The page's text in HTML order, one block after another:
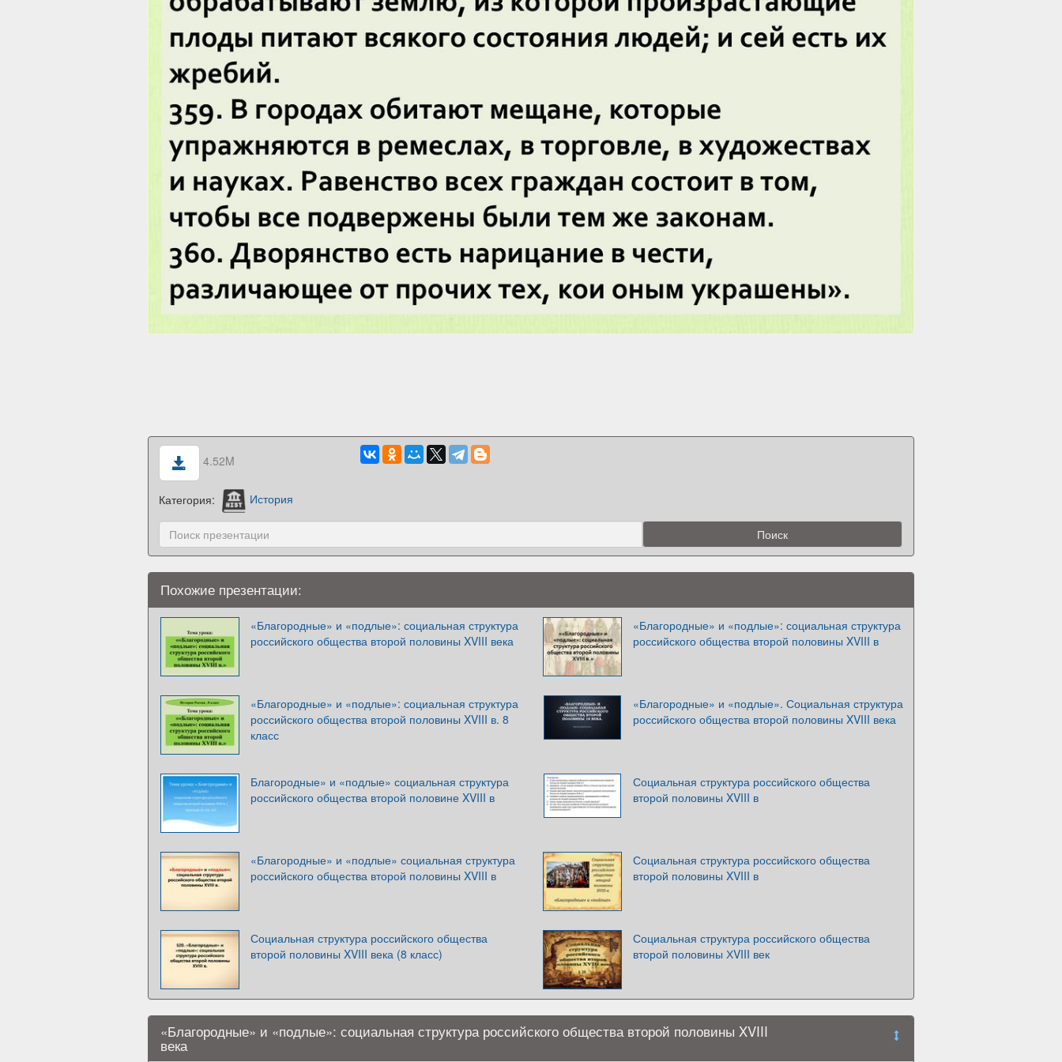
4.52M
Категория: История
Похожие презентации:
«Благородные» и «подлые»: социальная структура
российского общества второй половины XVIII века
«Благородные» и «подлые»: социальная структура
российского общества второй половины XVIII в
«Благородные» и «подлые»: социальная структура
российского общества второй половины XVIII в. 8
класс
«Благородные» и «подлые». Социальная структура
российского общества второй половины XVIII века
Благородные» и «подлые» социальная структура
российского общества второй половине XVIII в
Социальная структура российского общества
второй половины XVIII в
«Благородные» и «подлые» социальная структура
российского общества второй половины XVIII в
Социальная структура российского общества
второй половины XVIII в
Социальная структура российского общества
второй половины XVIII века (8 класс)
Социальная структура российского общества
второй половины ХVIII век
«Благородные» и «подлые»: социальная структура российского общества второй половины XVIII
века